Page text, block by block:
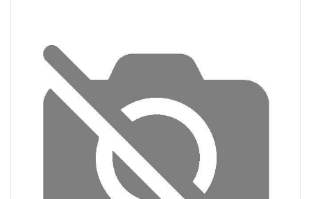
изображенията